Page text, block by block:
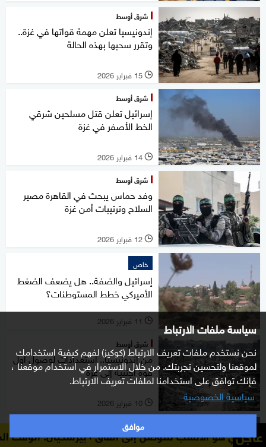
سياسة ملفات الارتباط
نحن نستخدم ملفات تعريف الارتباط (كوكيز) لفهم كيفية استخدامك
لموقعنا ولتحسين تجربتك. من خلال الاستمرار في استخدام موقعنا ،
فإنك توافق على استخدامنا لملفات تعريف الارتباط.
سياسية الخصوصية
موافق
شرق أوسط
إندونيسيا تعلن مهمة قواتها في غزة..
وتقرر سحبها بهذه الحالة
l 15 فبراير 2026
شرق أوسط
إسرائيل تعلن قتل مسلحين شرقي
الخط الأصفر في غزة
l 14 فبراير 2026
شرق أوسط
وفد حماس يبحث في القاهرة مصير
السلاح وترتيبات أمن غزة
l 12 فبراير 2026
خاص
إسرائيل والضفة.. هل يضعف الضغط
الأميركي خطط المستوطنات؟
l 11 فبراير 2026
شرق أوسط
من إندونيسيا.. استعدادات لوصول أول
قوة أجنبية إلى غزة
l 10 فبراير 2026
شرق أوسط
قتلى وجرحى في غارات إسرائيلية عاجل
للتوصل إلى اتفاق بيزشكيان: الوقت الحالي هو الأنسب